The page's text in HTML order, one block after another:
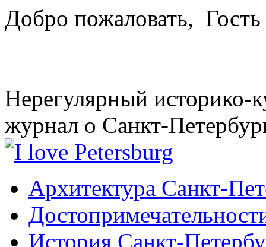
Добро пожаловать, Гость
Нерегулярный историко-
журнал о Санкт-
Архитектура Санкт-
История Санкт-